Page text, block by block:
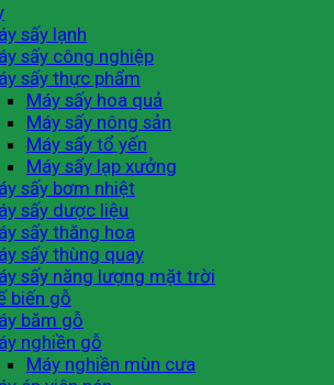
sấy lạnh
sấy công nghiệp
sấy thực phẩm
Máy sấy hoa quả
Máy sấy nông sản
Máy sấy tổ yến
Máy sấy lạp xưởng
sấy bơm nhiệt
sấy dược liệu
sấy thăng hoa
sấy thùng quay
sấy năng lượng mặt trời
biến gỗ
băm gỗ
nghiền gỗ
Máy nghiền mùn cưa